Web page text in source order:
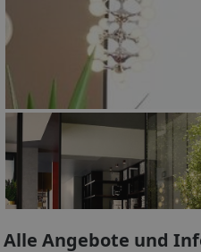
Alle Angebote und